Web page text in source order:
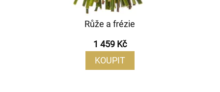
Růže a frézie
1 459 Kč
KOUPIT